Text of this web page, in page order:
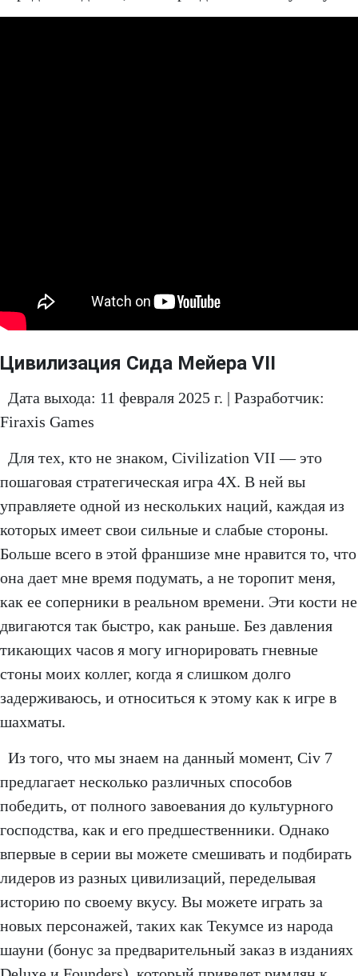
Цивилизация Сида Мейера VII
Дата выхода: 11 февраля 2025 г. | Разработчик:
Firaxis Games
Для тех, кто не знаком, Civilization VII — это
пошаговая стратегическая игра 4X. В ней вы
управляете одной из нескольких наций, каждая из
которых имеет свои сильные и слабые стороны.
Больше всего в этой франшизе мне нравится то, что
она дает мне время подумать, а не торопит меня,
как ее соперники в реальном времени. Эти кости не
двигаются так быстро, как раньше. Без давления
тикающих часов я могу игнорировать гневные
стоны моих коллег, когда я слишком долго
задерживаюсь, и относиться к этому как к игре в
шахматы.
Из того, что мы знаем на данный момент, Civ 7
предлагает несколько различных способов
победить, от полного завоевания до культурного
господства, как и его предшественники. Однако
впервые в серии вы можете смешивать и подбирать
лидеров из разных цивилизаций, переделывая
историю по своему вкусу. Вы можете играть за
новых персонажей, таких как Текумсе из народа
шауни (бонус за предварительный заказ в изданиях